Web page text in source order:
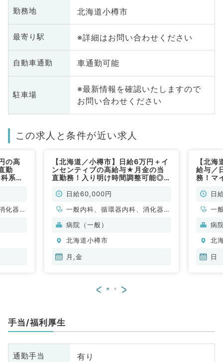
勤務地 北海道小樽市
最寄り駅 ※詳細はお問い合わせください
自動車通勤 車通勤可能
駐車場
※最新情報を確認いたしますので
お問い合わせください
この求人と条件が近い求人
の高
勤
系・
化器内
【北海道／小樽市】日給6万円＋イ
ンセンティブの高給与★月金の当
直勤務！入り明け時間調整可能◎マ
／非常勤）
日給60,000円
一般内科、循環器内科、消化器内
科、外科系全般、一般外科、消化
病院（一般）
北海道小樽市
月,金
【北
給与／
務！マ
日
一
科
病
北
日
< >
手当/福利厚生
通勤手当 有り